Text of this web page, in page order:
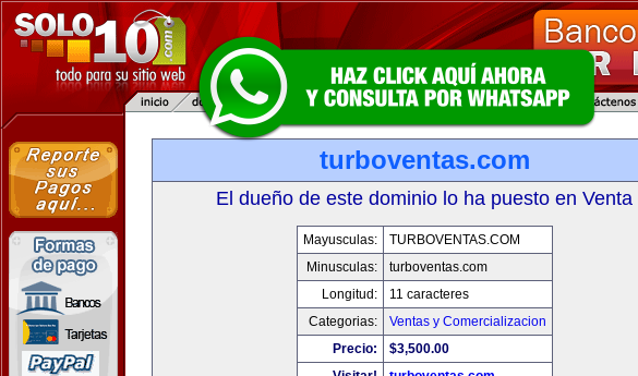
turboventas.com
El dueño de este dominio lo ha puesto en Venta
Mayusculas:
TURBOVENTAS.COM
Minusculas:
turboventas.com
Longitud:
11 caracteres
Categorias:
Ventas y Comercializacion
Precio:
$3,500.00